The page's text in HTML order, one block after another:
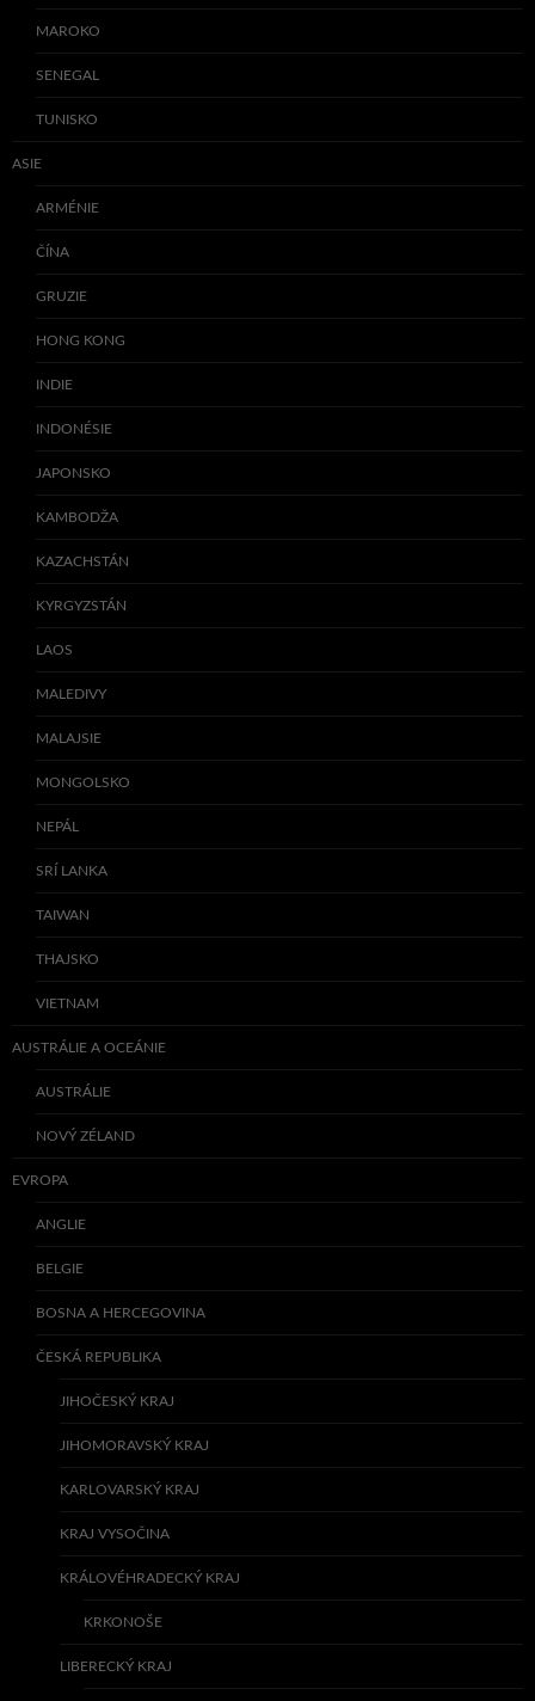
MAROKO
SENEGAL
TUNISKO
ASIE
ARMÉNIE
ČÍNA
GRUZIE
HONG KONG
INDIE
INDONÉSIE
JAPONSKO
KAMBODŽA
KAZACHSTÁN
KYRGYZSTÁN
LAOS
MALEDIVY
MALAJSIE
MONGOLSKO
NEPÁL
SRÍ LANKA
TAIWAN
THAJSKO
VIETNAM
AUSTRÁLIE A OCEÁNIE
AUSTRÁLIE
NOVÝ ZÉLAND
EVROPA
ANGLIE
BELGIE
BOSNA A HERCEGOVINA
ČESKÁ REPUBLIKA
JIHOČESKÝ KRAJ
JIHOMORAVSKÝ KRAJ
KARLOVARSKÝ KRAJ
KRAJ VYSOČINA
KRÁLOVÉHRADECKÝ KRAJ
KRKONOŠE
LIBERECKÝ KRAJ